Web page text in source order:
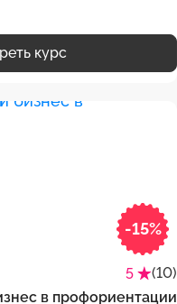
курс
-15%
5
(10)
в профориентации